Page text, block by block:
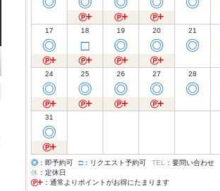
17
◎
18
□
19
◎
20
◎
21
◎
24
◎
25
◎
26
◎
27
◎
28
◎
31
◎
◎ ：即予約可 □ ：リクエスト予約可 TEL ：要問い合わせ
休 ：定休日
：通常よりポイントがお得にたまります